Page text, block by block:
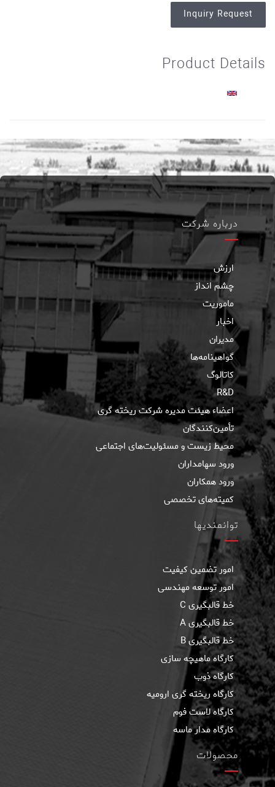
Inquiry Request
Product Details
درباره شرکت
ارزش
چشم انداز
ماموریت
اخبار
مدیران
گواهینامه‌ها
کاتالوگ
R&D
اعضاء هیئت مدیره شرکت ریخته گری
تأمین‌کنندگان
محیط زیست و مسئولیت‌های اجتماعی
ورود سهامداران
ورود همکاران
کمیته‌های تخصصی
توانمندیها
امور تضمین کیفیت
امور توسعه مهندسی
خط قالبگيری C
خط قالبگیری A
خط قالبگیری B
كارگاه ماهيچه سازی
کارگاه ذوب
کارگاه ریخته گری ارومیه
کارگاه لاست فوم
کارگاه مدار ماسه
محصولات